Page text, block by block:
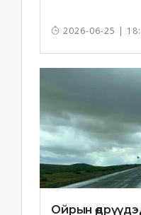
2026-06-25 |
Ойрын